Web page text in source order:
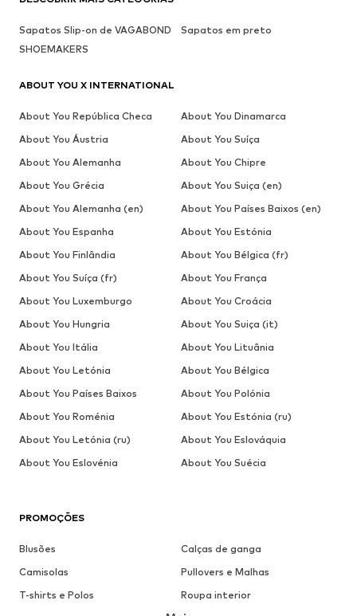
PROMOÇÕES
Blusões
Calças de ganga
Camisolas
Pullovers e Malhas
T-shirts e Polos
Roupa interior
Sapatos Slip-on de VAGABOND
SHOEMAKERS
Sapatos em preto
ABOUT YOU X INTERNATIONAL
About You República Checa
About You Dinamarca
About You Áustria
About You Suíça
About You Alemanha
About You Chipre
About You Grécia
About You Suiça (en)
About You Alemanha (en)
About You Países Baixos (en)
About You Espanha
About You Estónia
About You Finlândia
About You Bélgica (fr)
About You Suíça (fr)
About You França
About You Luxemburgo
About You Croácia
About You Hungria
About You Suiça (it)
About You Itália
About You Lituânia
About You Letónia
About You Bélgica
About You Países Baixos
About You Polónia
About You Roménia
About You Estónia (ru)
About You Letónia (ru)
About You Eslováquia
About You Eslovénia
About You Suécia